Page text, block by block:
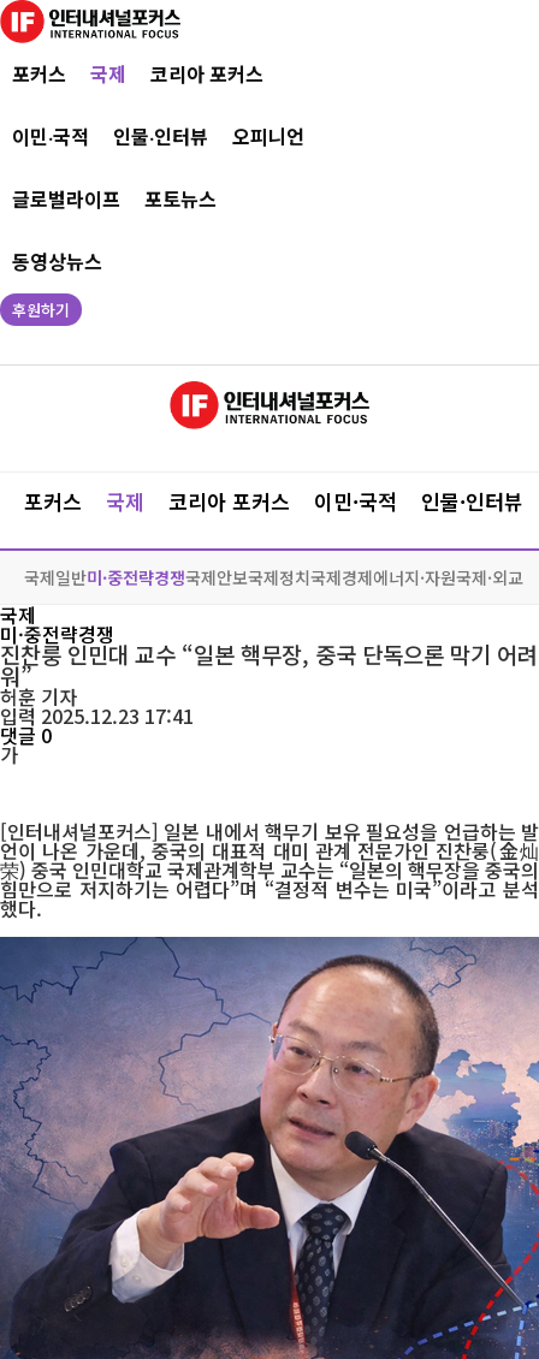
포커스 국제 코리아 포커스
이민·국적 인물·인터뷰 오피니언
글로벌라이프 포토뉴스
동영상뉴스
후원하기
포커스 국제 코리아 포커스 이민·국적 인물·인터뷰
국제일반미·중전략경쟁국제안보국제정치국제경제에너지·자원국제·외교
국제
미·중전략경쟁
진찬룽 인민대 교수 “일본 핵무장, 중국 단독으론 막기 어려
워”
허훈 기자
입력 2025.12.23 17:41
댓글 0
가
[인터내셔널포커스] 일본 내에서 핵무기 보유 필요성을 언급하는 발
언이 나온 가운데, 중국의 대표적 대미 관계 전문가인 진찬룽(金灿
荣) 중국 인민대학교 국제관계학부 교수는 “일본의 핵무장을 중국의
힘만으로 저지하기는 어렵다”며 “결정적 변수는 미국”이라고 분석
했다.